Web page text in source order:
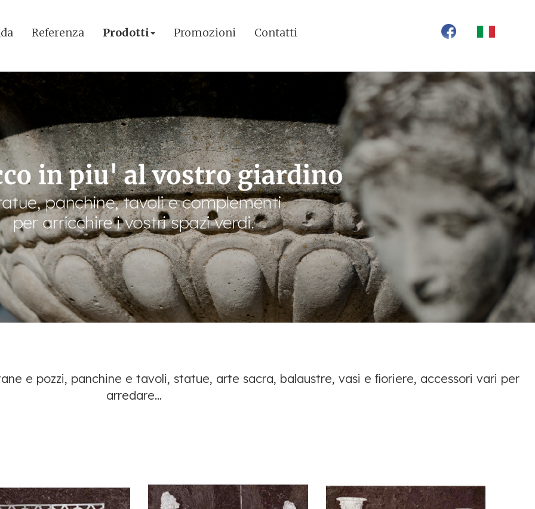
Referenza Prodotti Promozioni Contatti
e pozzi, panchine e tavoli, statue, arte sacra, balaustre, vasi e ﬁoriere, accessori vari per
arredare...